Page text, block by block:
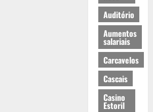
Auditório
Aumentos
salariais
Carcavelos
Cascais
Casino
Estoril